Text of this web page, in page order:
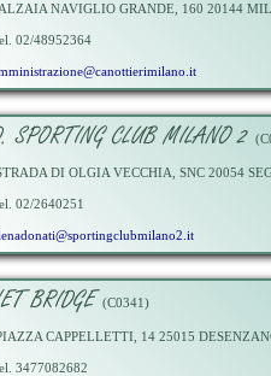
ALZAIA NAVIGLIO GRANDE, 160 20144
02/48952364
SPORTING CLUB MILANO 2
DI OLGIA VECCHIA, SNC 20054
02/2640251
BRIDGE (C0341)
CAPPELLETTI, 14 25015
3477082682